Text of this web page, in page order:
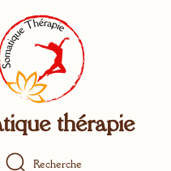
thérapie
Recherche